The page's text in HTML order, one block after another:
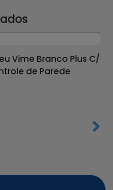
Vime Branco Plus C/
de Parede